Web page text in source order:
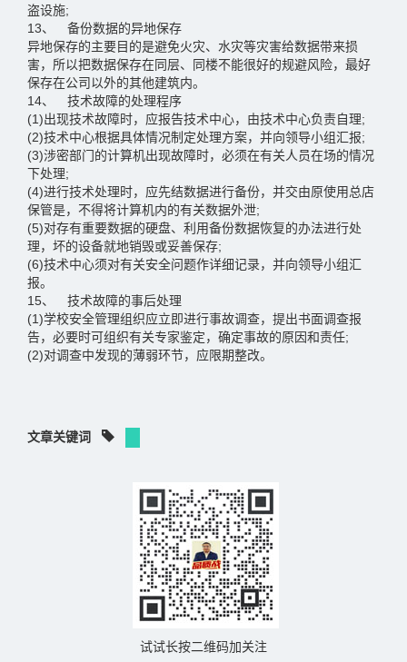
盗设施;
13、 备份数据的异地保存
异地保存的主要目的是避免火灾、水灾等灾害给数据带来损
害，所以把数据保存在同层、同楼不能很好的规避风险，最好
保存在公司以外的其他建筑内。
14、 技术故障的处理程序
(1)出现技术故障时，应报告技术中心，由技术中心负责自理;
(2)技术中心根据具体情况制定处理方案，并向领导小组汇报;
(3)涉密部门的计算机出现故障时，必须在有关人员在场的情况
下处理;
(4)进行技术处理时，应先结数据进行备份，并交由原使用总店
保管是，不得将计算机内的有关数据外泄;
(5)对存有重要数据的硬盘、利用备份数据恢复的办法进行处
理，坏的设备就地销毁或妥善保存;
(6)技术中心须对有关安全问题作详细记录，并向领导小组汇
报。
15、 技术故障的事后处理
(1)学校安全管理组织应立即进行事故调查，提出书面调查报
告，必要时可组织有关专家鉴定，确定事故的原因和责任;
(2)对调查中发现的薄弱环节，应限期整改。
文章关键词
试试长按二维码加关注